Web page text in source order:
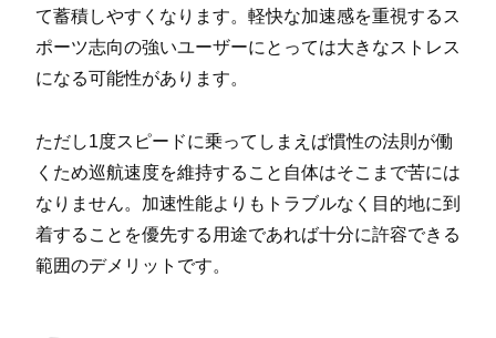
て蓄積しやすくなります。軽快な加速感を重視するス
ポーツ志向の強いユーザーにとっては大きなストレス
になる可能性があります。
ただし1度スピードに乗ってしまえば慣性の法則が働
くため巡航速度を維持すること自体はそこまで苦には
なりません。加速性能よりもトラブルなく目的地に到
着することを優先する用途であれば十分に許容できる
範囲のデメリットです。